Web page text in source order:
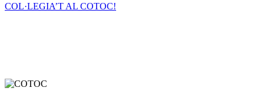
COL·LEGIA’T AL COTOC!